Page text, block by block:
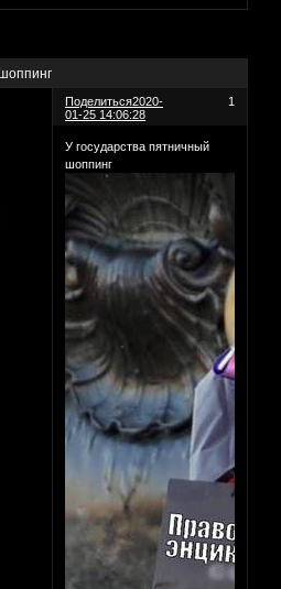
Поделиться 1
2020-
01-25 14:06:28
У государства пятничный
шоппинг